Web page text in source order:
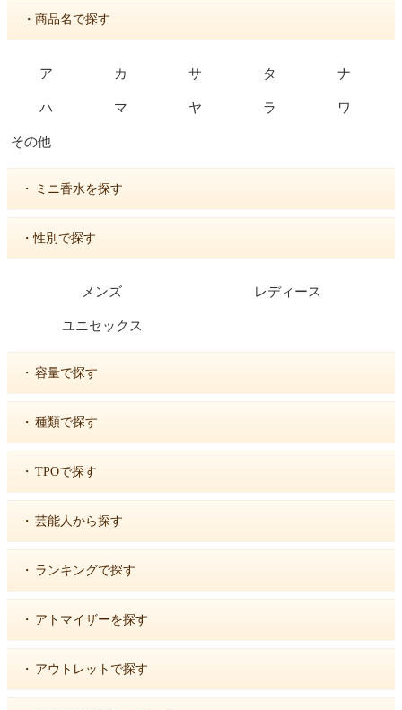
・商品名で探す
ア カ サ タ ナ
ハ マ ヤ ラ ワ
その他
・ ミニ香水を探す
・性別で探す
メンズ レディース
ユニセックス
・ 容量で探す
・ 種類で探す
・ TPOで探す
・ 芸能人から探す
・ ランキングで探す
・ アトマイザーを探す
・ アウトレットで探す